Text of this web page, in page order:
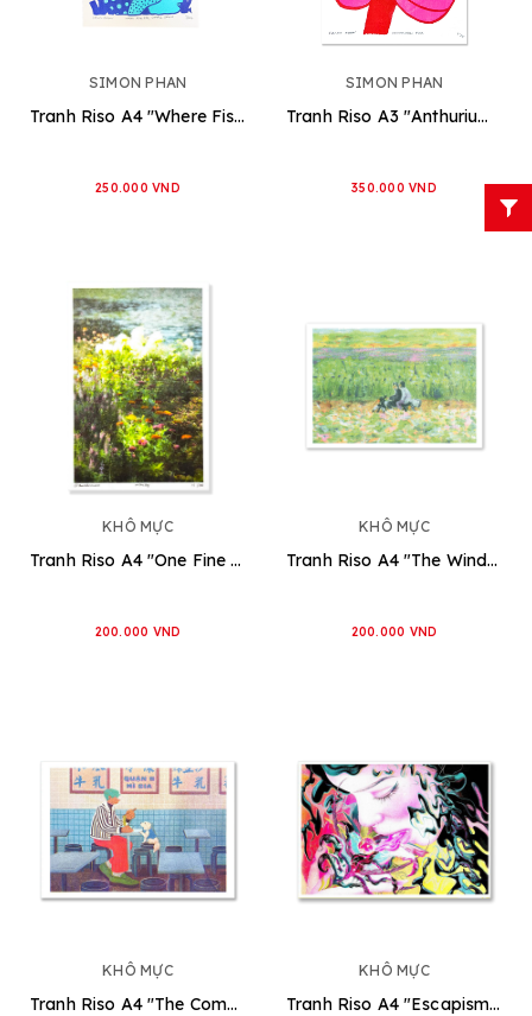
SIMON PHAN
Tranh Riso A4 "Where Fish Pee, Corals Grow"
250.000 VND
SIMON PHAN
Tranh Riso A3 "Anthurium Pink"
350.000 VND
KHÔ MỰC
Tranh Riso A4 "One Fine Day" [MMMM13]
200.000 VND
KHÔ MỰC
Tranh Riso A4 "The Wind Will Follow Us" [MMMM11]
200.000 VND
KHÔ MỰC
Tranh Riso A4 "The Companion" [MMMM10]
KHÔ MỰC
Tranh Riso A4 "Escapism" [MMMM09]